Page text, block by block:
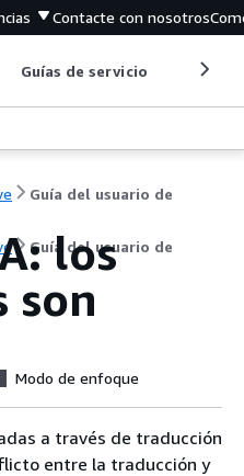
Contacte con nosotros
Guías de servicio
Guía del usuario de
Guía del usuario de
los
son
Modo de enfoque
a través de traducción
entre la traducción y